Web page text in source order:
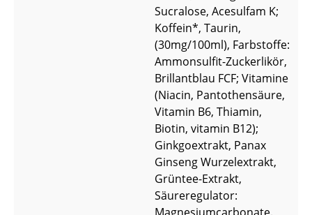
Sucralose, Acesulfam K;
Koffein*, Taurin,
(30mg/100ml), Farbstoffe:
Ammonsulfit-Zuckerlikör,
Brillantblau FCF; Vitamine
(Niacin, Pantothensäure,
Vitamin B6, Thiamin,
Biotin, vitamin B12);
Ginkgoextrakt, Panax
Ginseng Wurzelextrakt,
Grüntee-Extrakt,
Säureregulator: